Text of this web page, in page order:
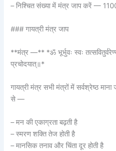
– निश्चित संख्या में मंत्र जाप करें —
### गायत्री मंत्र जाप
**मंत्र —** *ॐ भूर्भुवः स्वः तत्सवितुर्वरेण्यं
प्रचोदयात्॥*
गायत्री मंत्र सभी मंत्रों में सर्वश्रेष्ठ
से —
– मन की एकाग्रता बढ़ती है
– स्मरण शक्ति तेज होती है
– मानसिक तनाव और चिंता दूर होती है